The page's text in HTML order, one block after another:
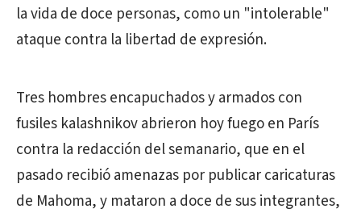
la vida de doce personas, como un "intolerable"
ataque contra la libertad de expresión.
Tres hombres encapuchados y armados con
fusiles kalashnikov abrieron hoy fuego en París
contra la redacción del semanario, que en el
pasado recibió amenazas por publicar caricaturas
de Mahoma, y mataron a doce de sus integrantes,